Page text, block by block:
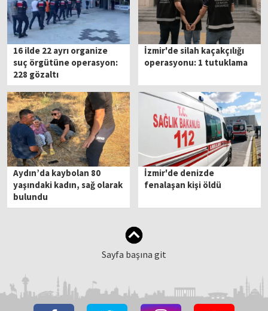
16 ilde 22 ayrı organize
suç örgütüne operasyon:
228 gözaltı
İzmir'de silah kaçakçılığı
operasyonu: 1 tutuklama
Aydın’da kaybolan 80
yaşındaki kadın, sağ olarak
bulundu
İzmir'de denizde
fenalaşan kişi öldü
Sayfa başına git